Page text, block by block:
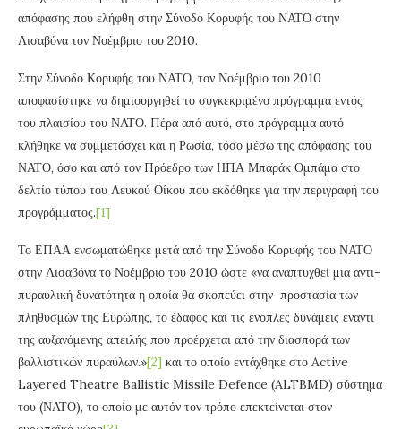
απόφασης που ελήφθη στην Σύνοδο Κορυφής του ΝΑΤΟ στην
Λισαβόνα τον Νοέμβριο του 2010.
Στην Σύνοδο Κορυφής του ΝΑΤΟ, τον Νοέμβριο του 2010
αποφασίστηκε να δημιουργηθεί το συγκεκριμένο πρόγραμμα εντός
του πλαισίου του ΝΑΤΟ. Πέρα από αυτό, στο πρόγραμμα αυτό
κλήθηκε να συμμετάσχει και η Ρωσία, τόσο μέσω της απόφασης του
ΝΑΤΟ, όσο και από τον Πρόεδρο των ΗΠΑ Μπαράκ Ομπάμα στο
δελτίο τύπου του Λευκού Οίκου που εκδόθηκε για την περιγραφή του
προγράμματος.[1]
Το ΕΠΑΑ ενσωματώθηκε μετά από την Σύνοδο Κορυφής του ΝΑΤΟ
στην Λισαβόνα το Νοέμβριο του 2010 ώστε «να αναπτυχθεί μια αντι-
πυραυλική δυνατότητα η οποία θα σκοπεύει στην προστασία των
πληθυσμών της Ευρώπης, το έδαφος και τις ένοπλες δυνάμεις έναντι
της αυξανόμενης απειλής που προέρχεται από την διασπορά των
βαλλιστικών πυραύλων.»[2] και το οποίο εντάχθηκε στο Active
Layered Theatre Ballistic Missile Defence (ALTBMD) σύστημα
του (ΝΑΤΟ), το οποίο με αυτόν τον τρόπο επεκτείνεται στον